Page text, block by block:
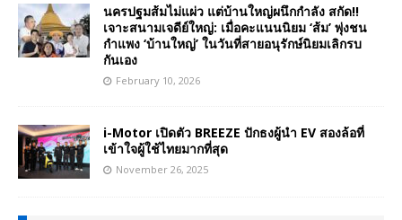
นครปฐมส้มไม่แผ่ว แต่บ้านใหญ่ผนึกกำลัง สกัด!!
เจาะสนามเจดีย์ใหญ่: เมื่อคะแนนนิยม ‘ส้ม’ พุ่งชน
กำแพง ‘บ้านใหญ่’ ในวันที่สายอนุรักษ์นิยมเลิกรบ
กันเอง
February 10, 2026
i-Motor เปิดตัว BREEZE ปักธงผู้นำ EV สองล้อที่
เข้าใจผู้ใช้ไทยมากที่สุด
November 26, 2025